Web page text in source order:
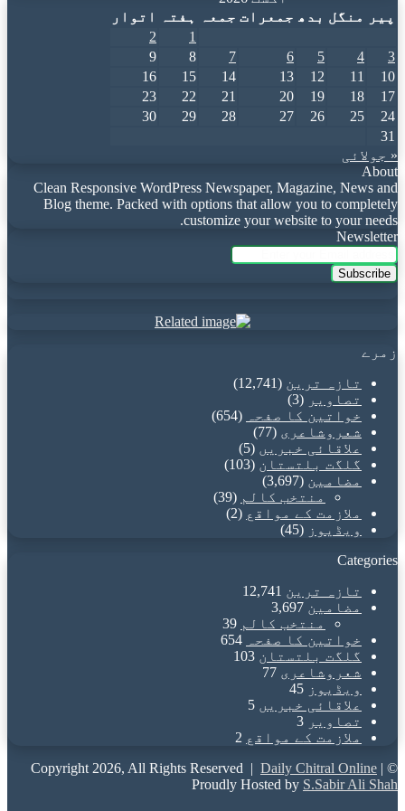
پیر
منگل بدھ جمعرات جمعہ ہفتہ
اتوار
1
2
3
4
5
6
7
8
9
10
11
12
13
14
15
16
17
18
19
20
21
22
23
24
25
26
27
28
29
30
31
« جولائی
About
Clean Responsive WordPress Newspaper, Magazine, News and
Blog theme. Packed with options that allow you to completely
customize your website to your needs.
Newsletter
Enter
your
Email
زمرے
تازہ ترین (12,741)
تصاویر (3)
خواتین کا صفحہ
(654)
شعروشاعری (77)
علاقائی خبریں (5)
گلگت بلتستان (103)
مضامین (3,697)
منتخب کالم (39)
ملازمت کے مواقع (2)
ویڈیوز (45)
Categories
تازہ ترین 12,741
مضامین 3,697
منتخب کالم 39
خواتین کا صفحہ
654
گلگت بلتستان 103
شعروشاعری 77
ویڈیوز 45
علاقائی خبریں 5
تصاویر 3
ملازمت کے مواقع 2
© Copyright 2026, All Rights Reserved |
Daily Chitral Online |
Proudly Hosted by S.Sabir Ali Shah